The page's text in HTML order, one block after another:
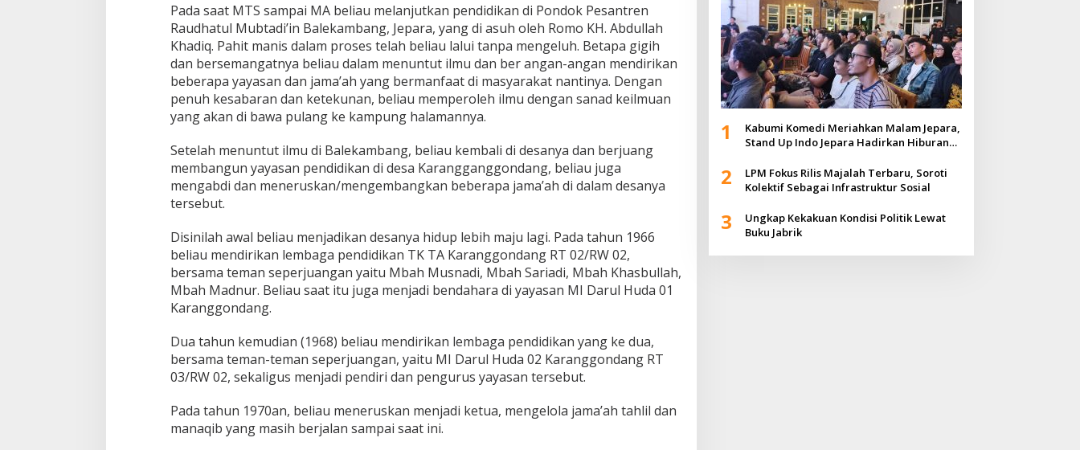
Pada saat MTS sampai MA beliau melanjutkan pendidikan di Pondok Pesantren
Raudhatul Mubtadi’in Balekambang, Jepara, yang di asuh oleh Romo KH. Abdullah
Khadiq. Pahit manis dalam proses telah beliau lalui tanpa mengeluh. Betapa gigih
dan bersemangatnya beliau dalam menuntut ilmu dan ber angan-angan mendirikan
beberapa yayasan dan jama’ah yang bermanfaat di masyarakat nantinya. Dengan
penuh kesabaran dan ketekunan, beliau memperoleh ilmu dengan sanad keilmuan
yang akan di bawa pulang ke kampung halamannya.
Setelah menuntut ilmu di Balekambang, beliau kembali di desanya dan berjuang
membangun yayasan pendidikan di desa Karangganggondang, beliau juga
mengabdi dan meneruskan/mengembangkan beberapa jama’ah di dalam desanya
tersebut.
Disinilah awal beliau menjadikan desanya hidup lebih maju lagi. Pada tahun 1966
beliau mendirikan lembaga pendidikan TK TA Karanggondang RT 02/RW 02,
bersama teman seperjuangan yaitu Mbah Musnadi, Mbah Sariadi, Mbah Khasbullah,
Mbah Madnur. Beliau saat itu juga menjadi bendahara di yayasan MI Darul Huda 01
Karanggondang.
Dua tahun kemudian (1968) beliau mendirikan lembaga pendidikan yang ke dua,
bersama teman-teman seperjuangan, yaitu MI Darul Huda 02 Karanggondang RT
03/RW 02, sekaligus menjadi pendiri dan pengurus yayasan tersebut.
Pada tahun 1970an, beliau meneruskan menjadi ketua, mengelola jama’ah tahlil dan
manaqib yang masih berjalan sampai saat ini.
1
Kabumi Komedi Meriahkan Malam Jepara,
Stand Up Indo Jepara Hadirkan Hiburan
2
LPM Fokus Rilis Majalah Terbaru, Soroti
Kolektif Sebagai Infrastruktur Sosial
3
Ungkap Kekakuan Kondisi Politik Lewat
Buku Jabrik